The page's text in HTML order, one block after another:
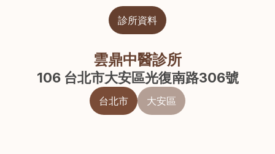
診所資料
雲鼎中醫診所
106 台北市大安區光復南路306號
台北市 大安區